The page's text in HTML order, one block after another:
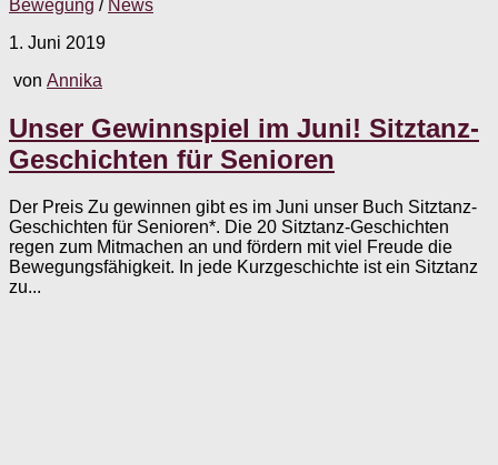
Bewegung / News
1. Juni 2019
von Annika
Unser Gewinnspiel im Juni! Sitztanz-
Geschichten für Senioren
Der Preis Zu gewinnen gibt es im Juni unser Buch Sitztanz-
Geschichten für Senioren*. Die 20 Sitztanz-Geschichten
regen zum Mitmachen an und fördern mit viel Freude die
Bewegungsfähigkeit. In jede Kurzgeschichte ist ein Sitztanz
zu...